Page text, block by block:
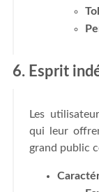
6. Esprit
Les
qui leur
grand public